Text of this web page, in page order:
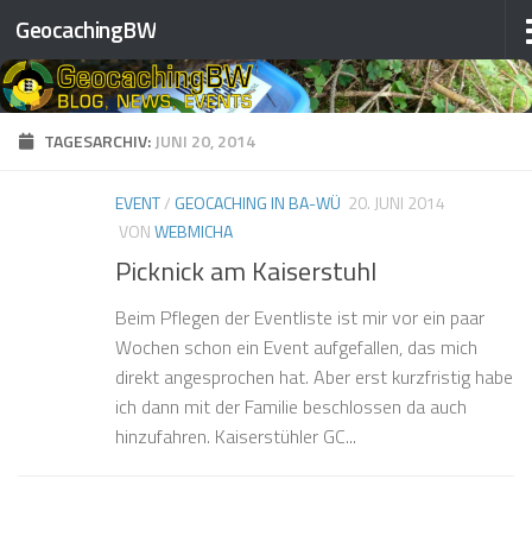
❅
❅
❅ ❅
❅
❅
❅
❅ ❅
❅
Zum Inhalt springen
GeocachingBW
TAGESARCHIV:JUNI 20, 2014
EVENT/ GEOCACHING IN BA-WÜ 20. JUNI 2014
VONWEBMICHA
Picknick am Kaiserstuhl
Beim Pflegen der Eventliste ist mir vor ein paar
Wochen schon ein Event aufgefallen, das mich
direkt angesprochen hat. Aber erst kurzfristig habe
ich dann mit der Familie beschlossen da auch
hinzufahren. Kaiserstühler GC...